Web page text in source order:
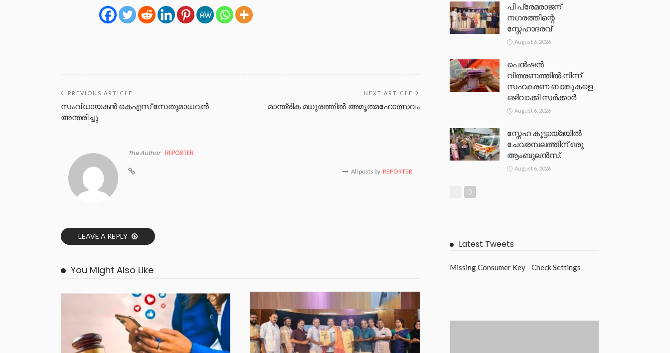
PREVIOUS ARTICLE
സംവിധായകൻ കെഎസ് സേതുമാധവൻ
അന്തരിച്ചു
NEXT ARTICLE
മാന്ത്രിക മധുരത്തിൽ അമൃതമഹോത്സവം
The Author REPORTER
All posts by REPORTER
LEAVE A REPLY
You Might Also Like
പി പ്രേമരാജന്
നഗരത്തിന്റെ
സ്നേഹാദരവ്
August 6, 2026
പെൻഷൻ
വിതരണത്തിൽ നിന്ന്
സഹകരണ ബാങ്കുകളെ
ഒഴിവാക്കി സർക്കാർ
August 6, 2026
സ്നേഹ കൂട്ടായ്മയിൽ
ചേവരമ്പലത്തിന് ഒരു
ആംബുലൻസ്.
August 6, 2026
Latest Tweets
Missing Consumer Key - Check Settings